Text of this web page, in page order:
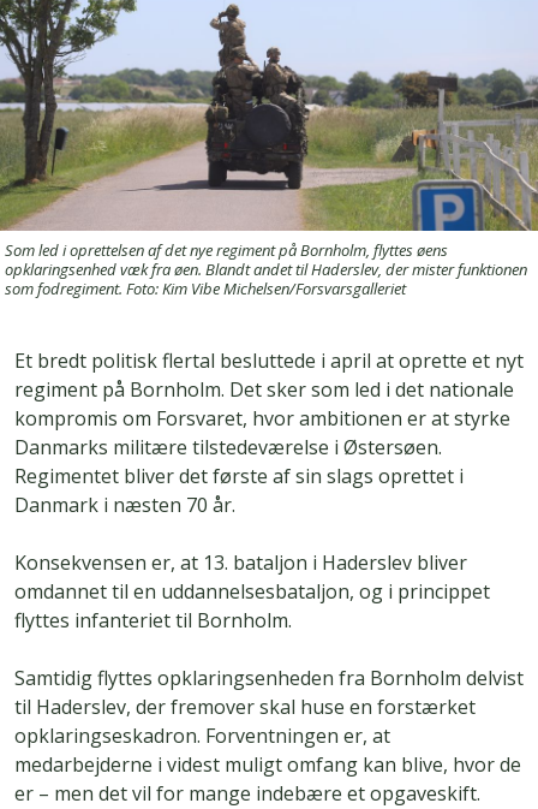
Som led i oprettelsen af det nye regiment på Bornholm, flyttes øens
opklaringsenhed væk fra øen. Blandt andet til Haderslev, der mister funktionen
som fodregiment. Foto: Kim Vibe Michelsen/Forsvarsgalleriet
Et bredt politisk flertal besluttede i april at oprette et nyt
regiment på Bornholm. Det sker som led i det nationale
kompromis om Forsvaret, hvor ambitionen er at styrke
Danmarks militære tilstedeværelse i Østersøen.
Regimentet bliver det første af sin slags oprettet i
Danmark i næsten 70 år.
Konsekvensen er, at 13. bataljon i Haderslev bliver
omdannet til en uddannelsesbataljon, og i princippet
flyttes infanteriet til Bornholm.
Samtidig flyttes opklaringsenheden fra Bornholm delvist
til Haderslev, der fremover skal huse en forstærket
opklaringseskadron. Forventningen er, at
medarbejderne i videst muligt omfang kan blive, hvor de
er – men det vil for mange indebære et opgaveskift.